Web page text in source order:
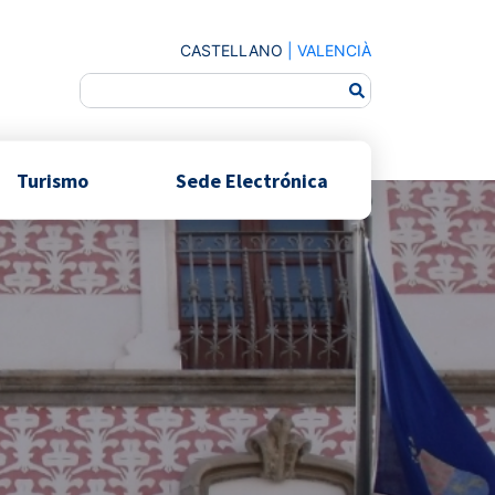
CASTELLANO VALENCIÀ
Turismo Sede Electrónica